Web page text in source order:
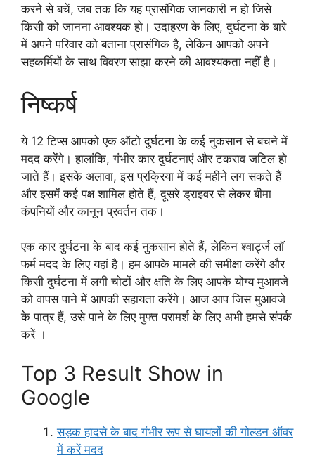
करने से बचें, जब तक कि यह प्रासंगिक जानकारी न हो जिसे
किसी को जानना आवश्यक हो। उदाहरण के लिए, दुर्घटना के बारे
में अपने परिवार को बताना प्रासंगिक है, लेकिन आपको अपने
सहकर्मियों के साथ विवरण साझा करने की आवश्यकता नहीं है।
निष्कर्ष
ये 12 टिप्स आपको एक ऑटो दुर्घटना के कई नुकसान से बचने में
मदद करेंगे। हालांकि, गंभीर कार दुर्घटनाएं और टकराव जटिल हो
जाते हैं। इसके अलावा, इस प्रक्रिया में कई महीने लग सकते हैं
और इसमें कई पक्ष शामिल होते हैं, दूसरे ड्राइवर से लेकर बीमा
कंपनियों और कानून प्रवर्तन तक।
एक कार दुर्घटना के बाद कई नुकसान होते हैं, लेकिन श्वार्ट्ज लॉ
फर्म मदद के लिए यहां है। हम आपके मामले की समीक्षा करेंगे और
किसी दुर्घटना में लगी चोटों और क्षति के लिए आपके योग्य मुआवजे
को वापस पाने में आपकी सहायता करेंगे। आज आप जिस मुआवजे
के पात्र हैं, उसे पाने के लिए मुफ्त परामर्श के लिए अभी हमसे संपर्क
करें ।
Top 3 Result Show in
Google
सड़क हादसे के बाद गंभीर रूप से घायलों की गोल्डन ऑवर
में करें मदद